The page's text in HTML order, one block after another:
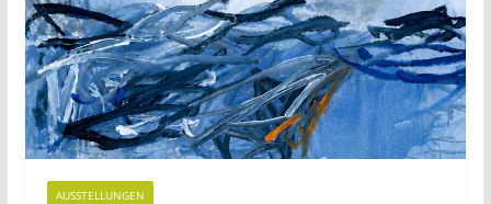
AUSSTELLUNGEN